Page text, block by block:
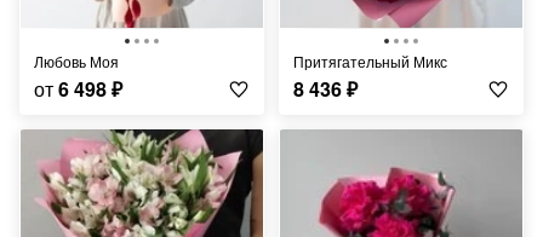
Любовь Моя
от6 498₽
Притягательный Микс
8 436₽